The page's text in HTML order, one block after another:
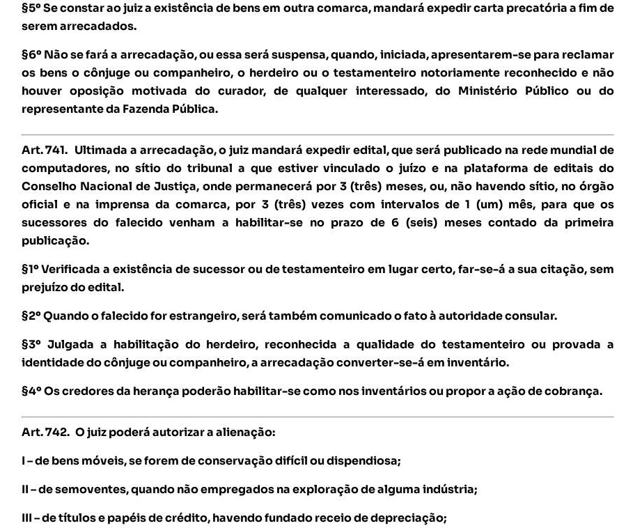
§5º Se constar ao juiz a existência de bens em outra comarca, mandará expedir carta precatória a fim de
serem arrecadados.
§6º Não se fará a arrecadação, ou essa será suspensa, quando, iniciada, apresentarem-se para reclamar
os bens o cônjuge ou companheiro, o herdeiro ou o testamenteiro notoriamente reconhecido e não
houver oposição motivada do curador, de qualquer interessado, do Ministério Público ou do
representante da Fazenda Pública.
Art. 741. Ultimada a arrecadação, o juiz mandará expedir edital, que será publicado na rede mundial de
computadores, no sítio do tribunal a que estiver vinculado o juízo e na plataforma de editais do
Conselho Nacional de Justiça, onde permanecerá por 3 (três) meses, ou, não havendo sítio, no órgão
oficial e na imprensa da comarca, por 3 (três) vezes com intervalos de 1 (um) mês, para que os
sucessores do falecido venham a habilitar-se no prazo de 6 (seis) meses contado da primeira
publicação.
§1º Verificada a existência de sucessor ou de testamenteiro em lugar certo, far-se-á a sua citação, sem
prejuízo do edital.
§2º Quando o falecido for estrangeiro, será também comunicado o fato à autoridade consular.
§3º Julgada a habilitação do herdeiro, reconhecida a qualidade do testamenteiro ou provada a
identidade do cônjuge ou companheiro, a arrecadação converter-se-á em inventário.
§4º Os credores da herança poderão habilitar-se como nos inventários ou propor a ação de cobrança.
Art. 742. O juiz poderá autorizar a alienação:
I – de bens móveis, se forem de conservação difícil ou dispendiosa;
II – de semoventes, quando não empregados na exploração de alguma indústria;
III – de títulos e papéis de crédito, havendo fundado receio de depreciação;